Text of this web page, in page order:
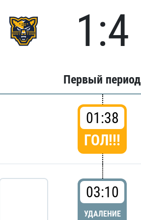
1:4
Первый период
01:38
ГОЛ!!!
03:10
УДАЛЕНИЕ